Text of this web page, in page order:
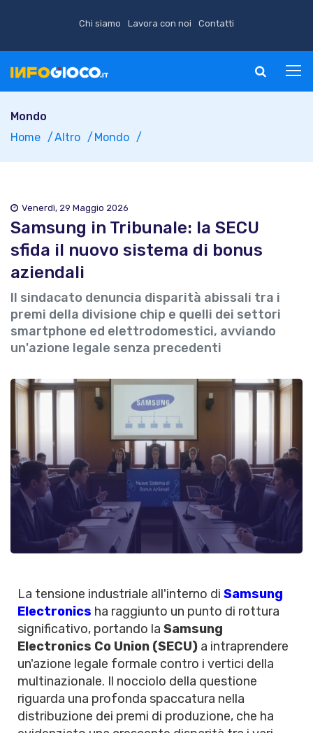
Chi siamo Lavora con noi Contatti
Mondo
Home
Altro Mondo
Venerdì, 29 Maggio 2026
Samsung in Tribunale: la SECU
sfida il nuovo sistema di bonus
aziendali
Il sindacato denuncia disparità abissali tra i
premi della divisione chip e quelli dei settori
smartphone ed elettrodomestici, avviando
un'azione legale senza precedenti
La tensione industriale all'interno di Samsung
Electronics ha raggiunto un punto di rottura
significativo, portando la Samsung
Electronics Co Union (SECU) a intraprendere
un'azione legale formale contro i vertici della
multinazionale. Il nocciolo della questione
riguarda una profonda spaccatura nella
distribuzione dei premi di produzione, che ha